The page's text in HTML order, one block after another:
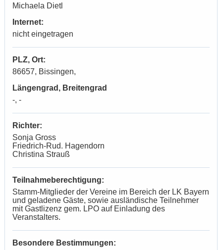
Michaela Dietl
Internet:
nicht eingetragen
PLZ, Ort:
86657, Bissingen,
Längengrad, Breitengrad
-, -
Richter:
Sonja Gross
Friedrich-Rud. Hagendorn
Christina Strauß
Teilnahmeberechtigung:
Stamm-Mitglieder der Vereine im Bereich der LK Bayern
und geladene Gäste, sowie ausländische Teilnehmer
mit Gastlizenz gem. LPO auf Einladung des
Veranstalters.
Besondere Bestimmungen: